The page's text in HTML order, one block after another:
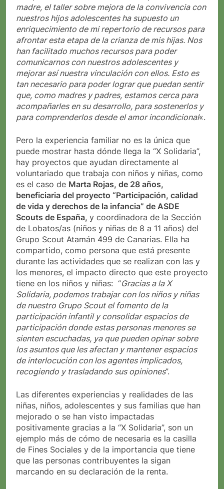
madre, el taller sobre mejora de la convivencia con
nuestros hijos adolescentes ha supuesto un
enriquecimiento de mi repertorio de recursos para
afrontar esta etapa de la crianza de mis hijas. Nos
han facilitado muchos recursos para poder
comunicarnos con nuestros adolescentes y
mejorar así nuestra vinculación con ellos. Esto es
tan necesario para poder lograr que puedan sentir
que, como madres y padres, estamos cerca para
acompañarles en su desarrollo, para sostenerlos y
para comprenderlos desde el amor incondicional«.
Pero la experiencia familiar no es la única que
puede mostrar hasta dónde llega la “X Solidaria”,
hay proyectos que ayudan directamente al
voluntariado que trabaja con niños y niñas, como
es el caso de Marta Rojas, de 28 años,
beneficiaria del proyecto “Participación, calidad
de vida y derechos de la infancia” de ASDE
Scouts de España, y coordinadora de la Sección
de Lobatos/as (niños y niñas de 8 a 11 años) del
Grupo Scout Atamán 499 de Canarias. Ella ha
compartido, como persona que está presente
durante las actividades que se realizan con las y
los menores, el impacto directo que este proyecto
tiene en los niños y niñas: “Gracias a la X
Solidaria, podemos trabajar con los niños y niñas
de nuestro Grupo Scout el fomento de la
participación infantil y consolidar espacios de
participación donde estas personas menores se
sienten escuchadas, ya que pueden opinar sobre
los asuntos que les afectan y mantener espacios
de interlocución con los agentes implicados,
recogiendo y trasladando sus opiniones”.
Las diferentes experiencias y realidades de las
niñas, niños, adolescentes y sus familias que han
mejorado o se han visto impactadas
positivamente gracias a la “X Solidaria”, son un
ejemplo más de cómo de necesaria es la casilla
de Fines Sociales y de la importancia que tiene
que las personas contribuyentes la sigan
marcando en su declaración de la renta.